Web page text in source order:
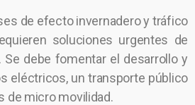
de efecto invernadero y tráfico
soluciones urgentes de
Se debe fomentar el desarrollo y
eléctricos, un transporte público
de micro movilidad.